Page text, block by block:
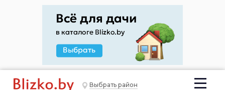
Выбрать район